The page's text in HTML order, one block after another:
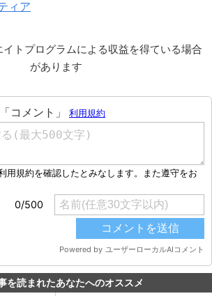
ィア
トプログラムによる収益を得ている場合
があります
を読まれたあなたへのオススメ